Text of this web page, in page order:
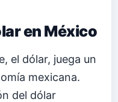
en México
el dólar, juega un
mexicana.
del dólar